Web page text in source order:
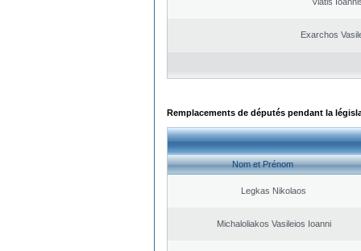
Exarchos
Remplacements de députés pendant la
Nom et Prénom
Legkas Nikolaos
Michaloliakos Vasileios Ioanni